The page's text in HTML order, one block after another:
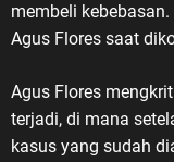
membeli
Agus Flores saat
Agus Flores
terjadi, di mana
kasus yang sudah